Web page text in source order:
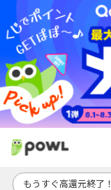
もうすぐ高還元終了！